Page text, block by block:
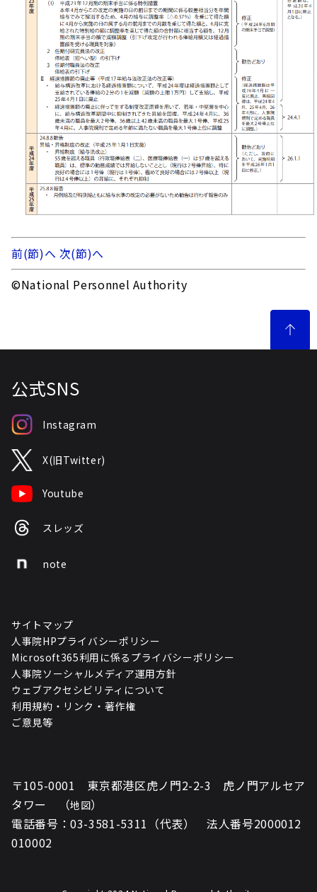
前(節)へ 次(節)へ
©National Personnel Authority
公式SNS
Instagram
X(旧Twitter)
Youtube
スレッズ
note
サイトマップ
人事院HPプライバシーポリシー
Microsoft365利用に係るプライバシーポリシー
人事院ソーシャルメディア運用方針
ウェブアクセシビリティについて
利用規約・リンク・著作権
ご意見等
〒105-0001 東京都港区虎ノ門2-2-3 虎ノ門アルセア
タワー （地図）
電話番号：03-3581-5311（代表） 法人番号2000012
010002